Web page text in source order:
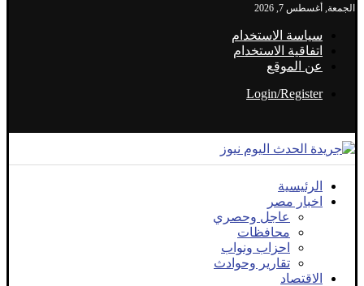
الجمعة, أغسطس 7, 2026
سياسة الاستخدام
اتفاقية الاستخدام
عن الموقع
Login/Register
الرئيسية
اخبار مصر
عاجل وحصري
محافظات
احزاب ونواب
تقارير وحوادث
الاقتصاد